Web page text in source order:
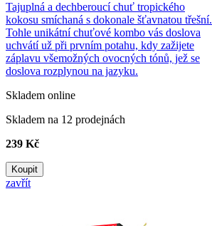
Tajuplná a dechberoucí chuť tropického
kokosu smíchaná s dokonale šťavnatou třešní.
Tohle unikátní chuťové kombo vás doslova
uchvátí už při prvním potahu, kdy zažijete
záplavu všemožných ovocných tónů, jež se
doslova rozplynou na jazyku.
Skladem online
Skladem na 12 prodejnách
239 Kč
Koupit
zavřít